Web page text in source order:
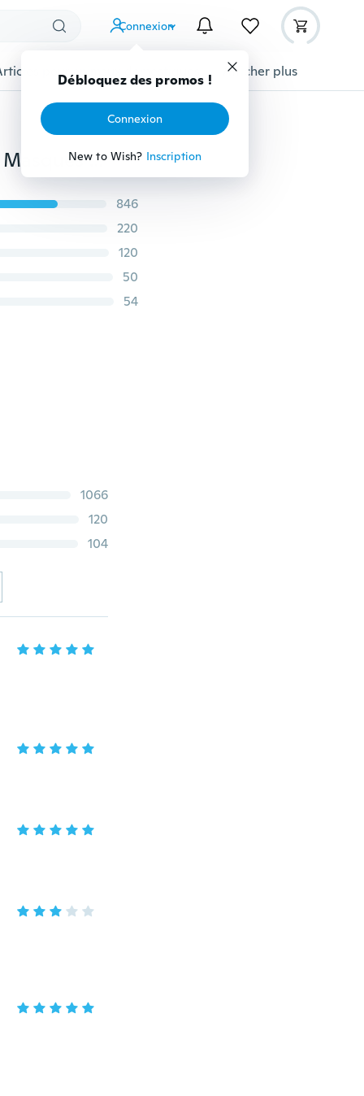
Connexion
Débloquez des promos !
Connexion
New to Wish? Inscription
pour animaux domestiques Afficher plus
Mode Dents Visage Masque Effrayant Bouche Muffle Masques pour Femmes/Hommes/Enfants Accessoires (Convient à Toutes Les Saisons)
846
220
120
50
54
1066
120
104